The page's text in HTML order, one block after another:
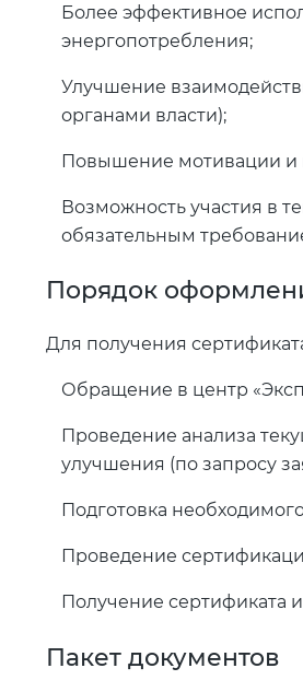
Более эффективное
энергопотребления;
Улучшение
органами власти);
Повышение мотивации и
Возможность участия в
обязательным
Порядок
Для получения
Обращение в центр
Проведение анализа
улучшения (по запросу
Подготовка
Проведение
Получение сертификата
Пакет документов